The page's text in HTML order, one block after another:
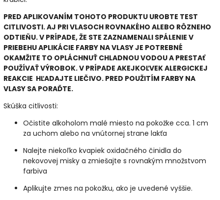
PRED APLIKOVANÍM TOHOTO PRODUKTU UROBTE TEST
CITLIVOSTI. AJ PRI VLASOCH ROVNAKÉHO ALEBO RÔZNEHO
ODTIEŇU. V PRÍPADE, ŽE STE ZAZNAMENALI SPÁLENIE V
PRIEBEHU APLIKÁCIE FARBY NA VLASY JE POTREBNÉ
OKAMŽITE TO OPLÁCHNUŤ CHLADNOU VODOU A PRESTAť
POUŽÍVAŤ VÝROBOK. V PRÍPADE AKEJKOĽVEK ALERGICKEJ
REAKCIE HĽADAJTE LIEČIVO. PRED POUŽITÍM FARBY NA
VLASY SA PORAĎTE.
Skúška citlivosti:
Očistite alkoholom malé miesto na pokožke cca. 1 cm
za uchom alebo na vnútornej strane lakťa
Nalejte niekoľko kvapiek oxidačného činidla do
nekovovej misky a zmiešajte s rovnakým množstvom
farbiva
Aplikujte zmes na pokožku, ako je uvedené vyššie.